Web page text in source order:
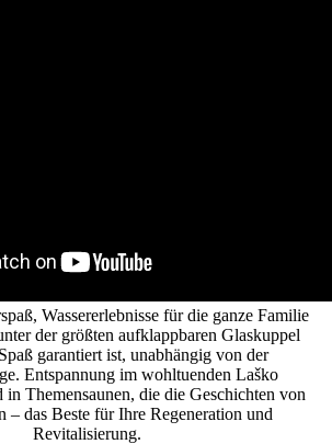
Wassererlebnisse für die ganze Familie
der größten aufklappbaren Glaskuppel
garantiert ist, unabhängig von der
Entspannung im wohltuenden Laško
in Themensaunen, die die Geschichten von
– das Beste für Ihre Regeneration und
Revitalisierung.